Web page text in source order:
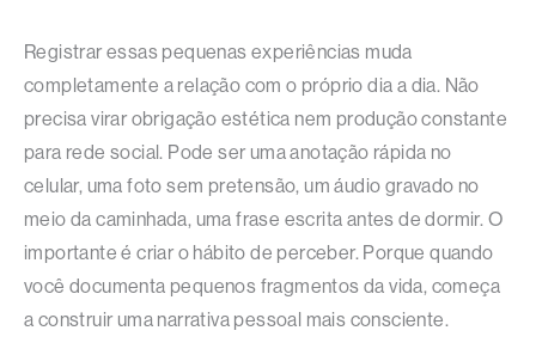
Registrar essas pequenas experiências muda
completamente a relação com o próprio dia a dia. Não
precisa virar obrigação estética nem produção constante
para rede social. Pode ser uma anotação rápida no
celular, uma foto sem pretensão, um áudio gravado no
meio da caminhada, uma frase escrita antes de dormir. O
importante é criar o hábito de perceber. Porque quando
você documenta pequenos fragmentos da vida, começa
a construir uma narrativa pessoal mais consciente.